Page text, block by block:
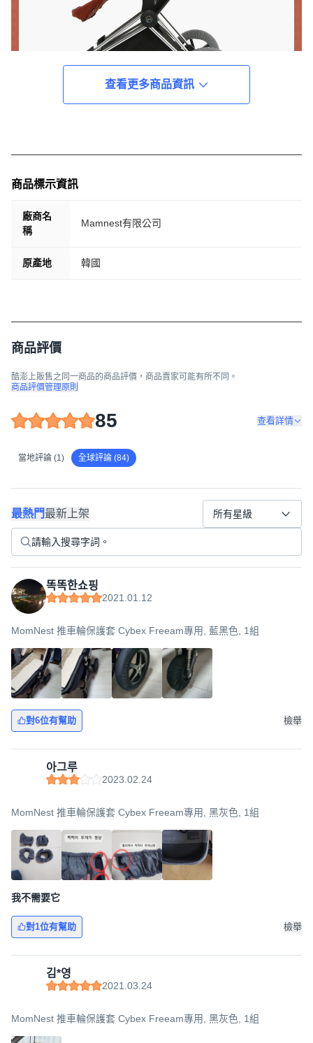
查看更多商品資訊
商品標示資訊
廠商名
稱
Mamnest有限公司
原產地 韓國
商品評價
酷澎上販售之同一商品的商品評價，商品賣家可能有所不同。
商品評價管理原則
85 查看詳情
當地評論 (1) 全球評論 (84)
最熱門最新上架 所有星級
똑똑한쇼핑
2021.01.12
MomNest 推車輪保護套 Cybex Freeam專用, 藍黑色, 1組
對6位有幫助 檢舉
아그루
2023.02.24
MomNest 推車輪保護套 Cybex Freeam專用, 黑灰色, 1組
我不需要它
對1位有幫助 檢舉
김*영
2021.03.24
MomNest 推車輪保護套 Cybex Freeam專用, 黑灰色, 1組